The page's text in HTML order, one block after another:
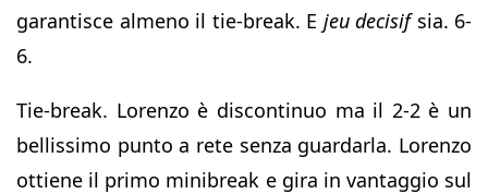
garantisce almeno il tie-break. E jeu decisifsia. 6-
6.
Tie-break. Lorenzo è discontinuo ma il 2-2 è un
bellissimo punto a rete senza guardarla. Lorenzo
ottiene il primo minibreak e gira in vantaggio sul